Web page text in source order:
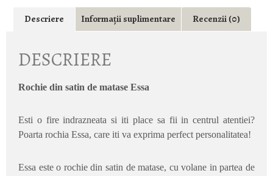
Descriere Informații suplimentare Recenzii (0)
DESCRIERE
Rochie din satin de matase Essa
Esti o fire indrazneata si iti place sa fii in centrul atentiei?
Poarta rochia Essa, care iti va exprima perfect personalitatea!
Essa este o rochie din satin de matase, cu volane in partea de